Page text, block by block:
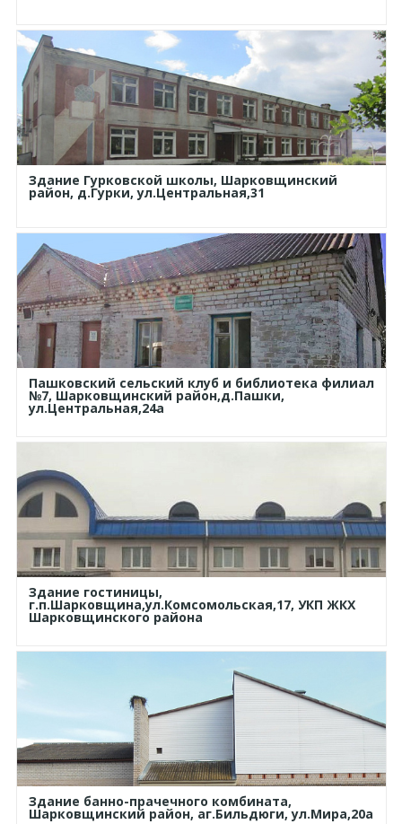
Здание Гурковской школы, Шарковщинский
район, д.Гурки, ул.Центральная,31
Пашковский сельский клуб и библиотека филиал
№7, Шарковщинский район,д.Пашки,
ул.Центральная,24а
Здание гостиницы,
г.п.Шарковщина,ул.Комсомольская,17, УКП ЖКХ
Шарковщинского района
Здание банно-прачечного комбината,
Шарковщинский район, аг.Бильдюги, ул.Мира,20а